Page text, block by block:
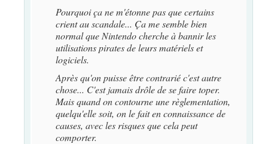
Pourquoi ça ne m'étonne pas que certains
crient au scandale... Ça me semble bien
normal que Nintendo cherche à bannir les
utilisations pirates de leurs matériels et
logiciels.
Après qu'on puisse être contrarié c'est autre
chose... C'est jamais drôle de se faire toper.
Mais quand on contourne une règlementation,
quelqu'elle soit, on le fait en connaissance de
causes, avec les risques que cela peut
comporter.